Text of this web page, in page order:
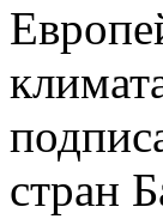
стран